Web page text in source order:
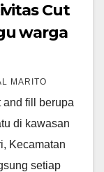
Cut
warga
MARITO
and fill berupa
di kawasan
Kecamatan
setiap